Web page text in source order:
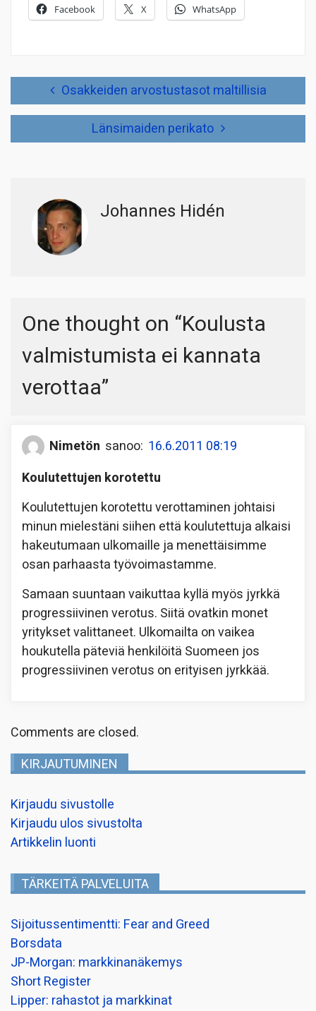
Facebook X WhatsApp
Artikkelien Osakkeiden arvostustasot maltillisia
Länsimaiden perikato
Johannes Hidén
One thought on “Koulusta
valmistumista ei kannata
verottaa”
Nimetön sanoo: 16.6.2011 08:19
Koulutettujen korotettu
Koulutettujen korotettu verottaminen johtaisi
minun mielestäni siihen että koulutettuja alkaisi
hakeutumaan ulkomaille ja menettäisimme
osan parhaasta työvoimastamme.
Samaan suuntaan vaikuttaa kyllä myös jyrkkä
progressiivinen verotus. Siitä ovatkin monet
yritykset valittaneet. Ulkomailta on vaikea
houkutella päteviä henkilöitä Suomeen jos
progressiivinen verotus on erityisen jyrkkää.
Comments are closed.
KIRJAUTUMINEN
Kirjaudu sivustolle
Kirjaudu ulos sivustolta
Artikkelin luonti
TÄRKEITÄ PALVELUITA
Sijoitussentimentti: Fear and Greed
Borsdata
JP-Morgan: markkinanäkemys
Short Register
Lipper: rahastot ja markkinat